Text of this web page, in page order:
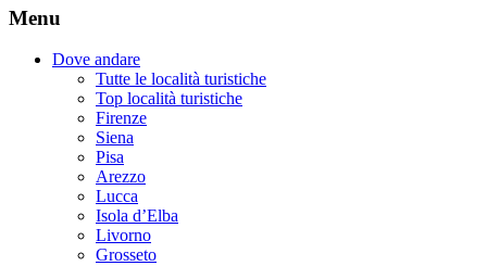
Menu
Dove andare
Tutte le località turistiche
Top località turistiche
Firenze
Siena
Pisa
Arezzo
Lucca
Isola d’Elba
Livorno
Grosseto